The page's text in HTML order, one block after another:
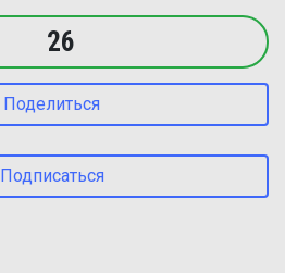
26
Поделиться
Подписаться